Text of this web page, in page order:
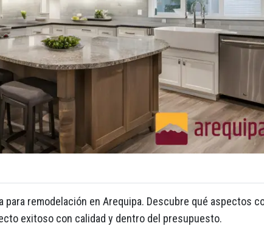
remodelación en Arequipa. Descubre qué aspectos
exitoso con calidad y dentro del presupuesto.